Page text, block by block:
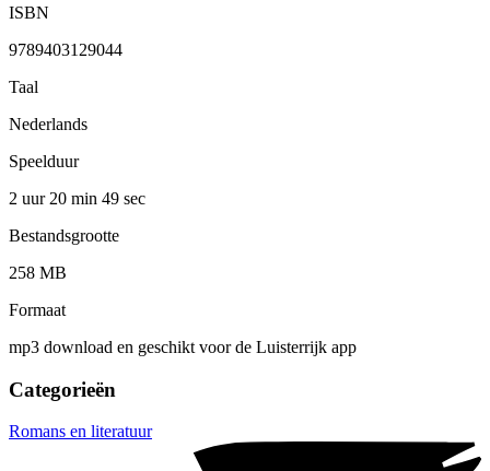
ISBN
9789403129044
Taal
Nederlands
Speelduur
2 uur 20 min 49 sec
Bestandsgrootte
258 MB
Formaat
mp3 download en geschikt voor de Luisterrijk app
Categorieën
Romans en literatuur